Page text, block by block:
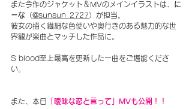
また今作のジャケット＆MVのメインイラストは、 に
ーな （@sunsun_2727） が担当。
彼女の描く繊細な色使いや奥行きのある魅力的な世
界観が楽曲とマッチした作品に。
S blood至上最高を更新した一曲をご堪能くださ
い。
また、本日 「曖昧な恋と言って」MVも公開！！